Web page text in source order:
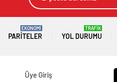
PARITELER
EKONOMİ
YOL DURUMU
TRAFİK
Üye Giriş